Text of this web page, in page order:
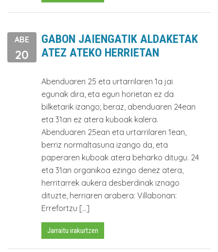
ABE
20
GABON JAIENGATIK ALDAKETAK
ATEZ ATEKO HERRIETAN
Abenduaren 25 eta urtarrilaren 1a jai
egunak dira, eta egun horietan ez da
bilketarik izango; beraz, abenduaren 24ean
eta 31an ez atera kuboak kalera.
Abenduaren 25ean eta urtarrilaren 1ean,
berriz normaltasuna izango da, eta
paperaren kuboak atera beharko ditugu. 24
eta 31an organikoa ezingo denez atera,
herritarrek aukera desberdinak iznago
dituzte, herriaren arabera: Villabonan:
Errefortzu […]
Jarraitu irakurtzen